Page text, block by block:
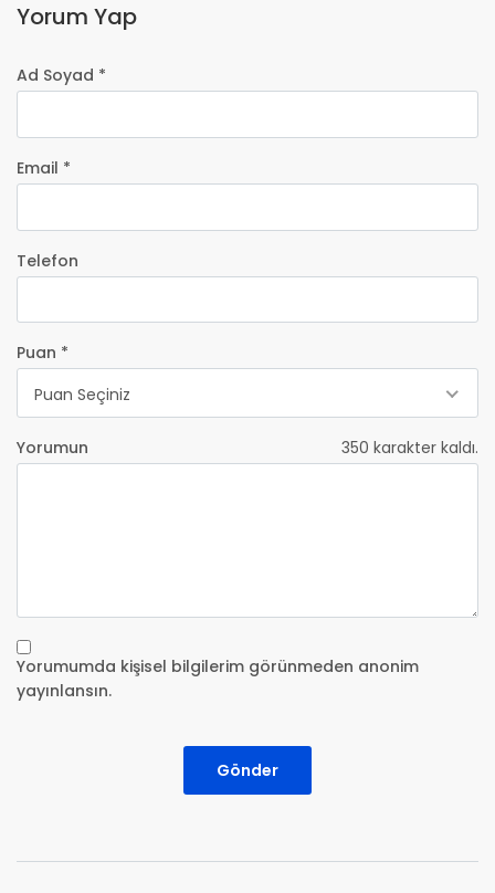
Yorum Yap
Ad Soyad *
Email *
Telefon
Puan *
Puan Seçiniz
Yorumun 350 karakter kaldı.
Yorumumda kişisel bilgilerim görünmeden anonim
yayınlansın.
Gönder